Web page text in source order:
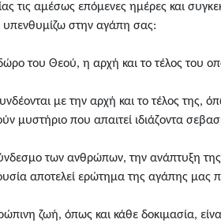
τις αμέσως επόμενες ημέρες και
υπενθυμίζω στην αγάπη σας:
του Θεού, η αρχή και το τέλος του
με την αρχή και το τέλος της,
μυστήριο που απαιτεί ιδιάζοντα
των ανθρώπων, την ανάπτυξη
αποτελεί ερώτημα της αγάπης μας
ζωή, όπως και κάθε δοκιμασία,